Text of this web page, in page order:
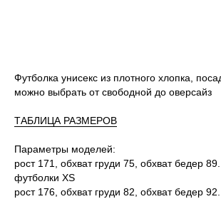
Футболка унисекс из плотного хлопка,
можно выбрать от свободной до оверсайз
ТАБЛИЦА РАЗМЕРОВ
Параметры моделей:
рост 171, обхват груди 75, обхват бедер
футболки XS
рост 176, обхват груди 82, обхват бедер